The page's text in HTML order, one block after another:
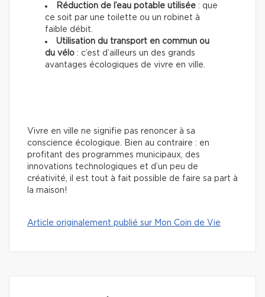
Réduction de l’eau potable utilisée : que
ce soit par une toilette ou un robinet à
faible débit.
Utilisation du transport en commun ou
du vélo : c’est d’ailleurs un des grands
avantages écologiques de vivre en ville.
Vivre en ville ne signifie pas renoncer à sa
conscience écologique. Bien au contraire : en
profitant des programmes municipaux, des
innovations technologiques et d’un peu de
créativité, il est tout à fait possible de faire sa part à
la maison!
Article originalement publié sur Mon Coin de Vie